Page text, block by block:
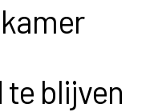
blijven